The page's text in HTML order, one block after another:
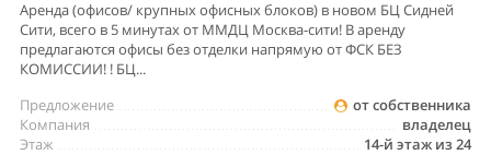
Аренда (офисов/ крупных офисных блоков) в новом БЦ Сидней
Сити, всего в 5 минутах от ММДЦ Москва-сити! В аренду
предлагаются офисы без отделки напрямую от ФСК БЕЗ
КОМИССИИ! ! БЦ...
от собственника
Предложение
владелец
Компания
14-й этаж из 24
Этаж